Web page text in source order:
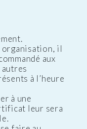
organisation, il
aux
à l’heure
à une
leur sera